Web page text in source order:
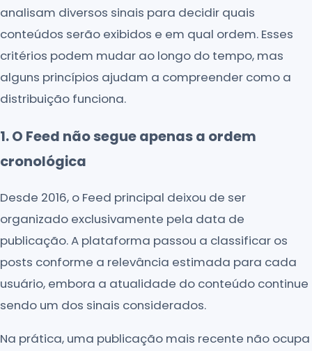
analisam diversos sinais para decidir quais
conteúdos serão exibidos e em qual ordem. Esses
critérios podem mudar ao longo do tempo, mas
alguns princípios ajudam a compreender como a
distribuição funciona.
1. O Feed não segue apenas a ordem
cronológica
Desde 2016, o Feed principal deixou de ser
organizado exclusivamente pela data de
publicação. A plataforma passou a classificar os
posts conforme a relevância estimada para cada
usuário, embora a atualidade do conteúdo continue
sendo um dos sinais considerados.
Na prática, uma publicação mais recente não ocupa